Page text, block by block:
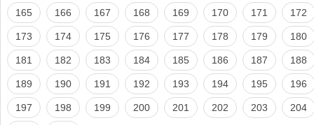
165 166 167 168 169 170 171 172
173 174 175 176 177 178 179 180
181 182 183 184 185 186 187 188
189 190 191 192 193 194 195 196
197 198 199 200 201 202 203 204